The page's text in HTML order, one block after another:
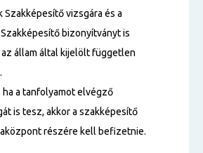
vizsgára és a
bizonyítványt is
állam által kijelölt független
ha a tanfolyamot elvégző
is tesz, akkor a szakképesítő
részére kell befizetnie.